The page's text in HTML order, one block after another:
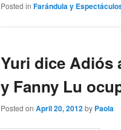
Posted in Farándula y
Yuri dice Adiós
y Fanny Lu
Posted onApril 20, 2012 by Paola